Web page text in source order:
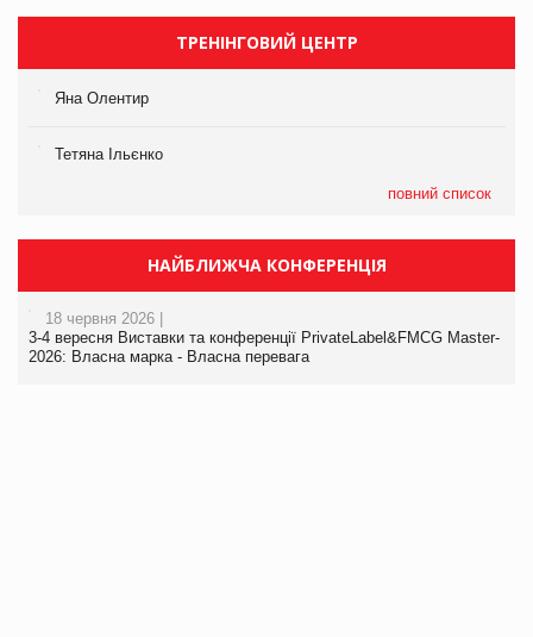
ТРЕНІНГОВИЙ ЦЕНТР
Яна Олентир
Тетяна Ільєнко
повний список
НАЙБЛИЖЧА КОНФЕРЕНЦІЯ
18 червня 2026 |
3-4 вересня Виставки та конференції PrivateLabel&FMCG Master-
2026: Власна марка - Власна перевага